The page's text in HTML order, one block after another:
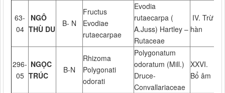
63-
04
NGÔ
THÙ DU
B- N
Fructus
Evodiae
rutaecarpae
Evodia
rutaecarpa (
A.Juss) Hartley –
Rutaceae
IV. Trừ
hàn
296-
05
NGỌC
TRÚC
B-N
Rhizoma
Polygonati
odorati
Polygonatum
odoratum (Mill.)
Druce-
Convallariaceae
XXVI.
Bổ âm